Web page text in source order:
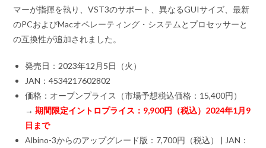
マーが指揮を執り、VST3のサポート、異なるGUIサイズ、最新
のPCおよびMacオペレーティング・システムとプロセッサーと
の互換性が追加されました。
発売日：2023年12月5日（火）
JAN：4534217602802
価格：オープンプライス（市場予想税込価格：15,400円）
→期間限定イントロプライス：9,900円（税込）2024年1月9
日まで
Albino-3からのアップグレード版：7,700円（税込） | JAN：